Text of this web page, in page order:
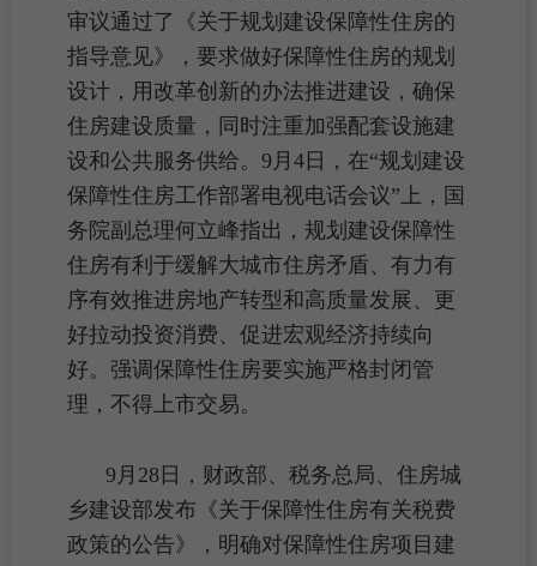
审议通过了《关于规划建设保障性住房的
指导意见》，要求做好保障性住房的规划
设计，用改革创新的办法推进建设，确保
住房建设质量，同时注重加强配套设施建
设和公共服务供给。9月4日，在“规划建设
保障性住房工作部署电视电话会议”上，国
务院副总理何立峰指出，规划建设保障性
住房有利于缓解大城市住房矛盾、有力有
序有效推进房地产转型和 高质量发展、更
好拉动投资消费、促进宏观经济持续向
好。强调保障性住房要实施严格封闭管
理，不得上市交易。
9月28日，财政部、税务总局、住房城
乡建设部发布《关于保障性住房有关税费
政策的公告》，明确对保障性住房项目 建